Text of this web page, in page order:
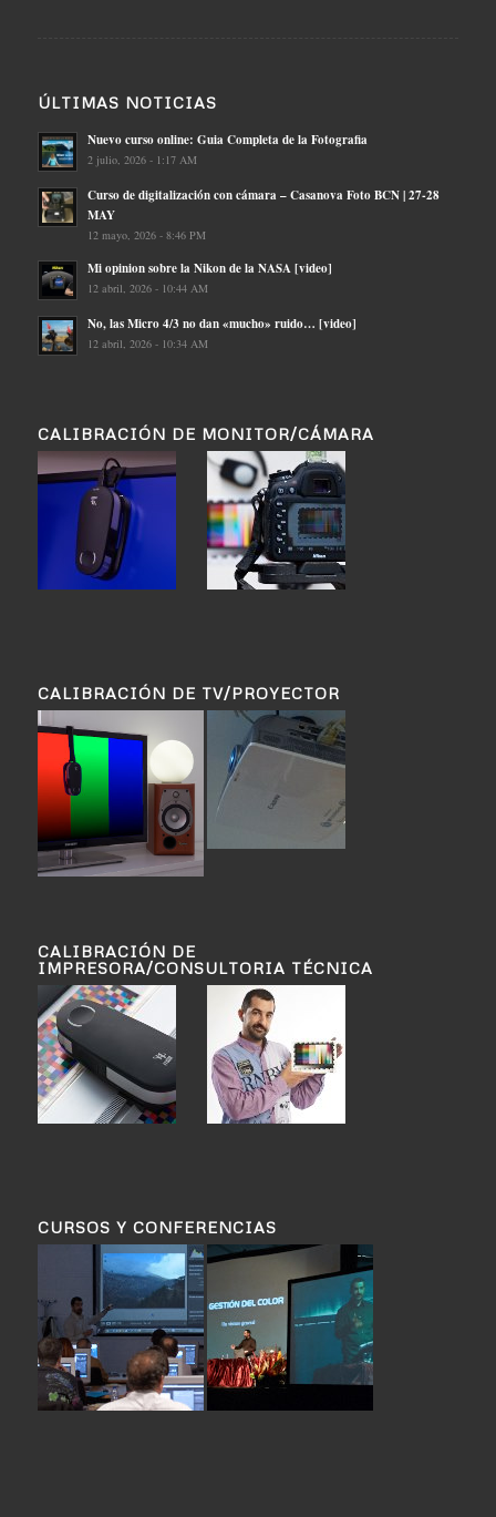
ÚLTIMAS NOTICIAS
Nuevo curso online: Guia Completa de la Fotografia
2 julio, 2026 - 1:17 AM
Curso de digitalización con cámara – Casanova Foto BCN | 27-28
MAY
12 mayo, 2026 - 8:46 PM
Mi opinion sobre la Nikon de la NASA [video]
12 abril, 2026 - 10:44 AM
No, las Micro 4/3 no dan «mucho» ruido… [video]
12 abril, 2026 - 10:34 AM
CALIBRACIÓN DE MONITOR/CÁMARA
CALIBRACIÓN DE TV/PROYECTOR
CALIBRACIÓN DE
IMPRESORA/CONSULTORIA TÉCNICA
CURSOS Y CONFERENCIAS